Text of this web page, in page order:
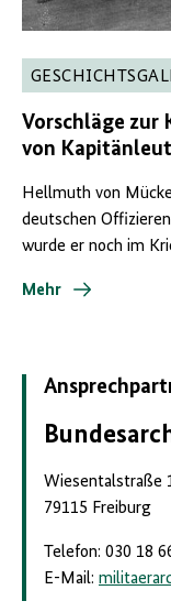
Vorschläge zur
von
Hellmuth von
deutschen
wurde er noch im
Mehr
Wiesentalstraße
79115 Freiburg
Telefon: 030 18
E-Mail: